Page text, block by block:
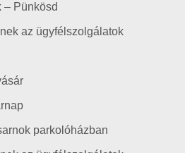
– Pünkösd
az ügyfélszolgálatok
parkolóházban